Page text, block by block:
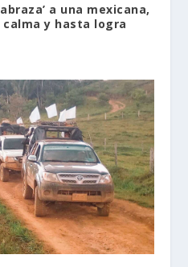
a una mexicana,
y hasta logra